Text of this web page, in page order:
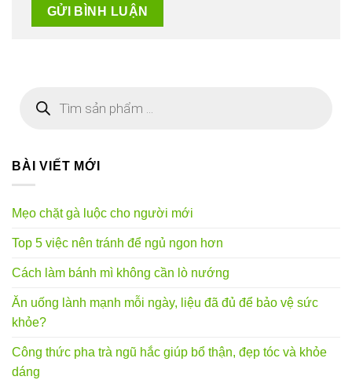
kiếm
BÀI VIẾT MỚI
Mẹo chặt gà luộc cho người mới
Top 5 việc nên tránh để ngủ ngon hơn
Cách làm bánh mì không cần lò nướng
Ăn uống lành mạnh mỗi ngày, liệu đã đủ để bảo vệ sức
khỏe?
Công thức pha trà ngũ hắc giúp bổ thận, đẹp tóc và khỏe
dáng